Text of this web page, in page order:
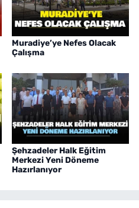
Muradiye’ye Nefes Olacak
Çalışma
Şehzadeler Halk Eğitim
Merkezi Yeni Döneme
Hazırlanıyor